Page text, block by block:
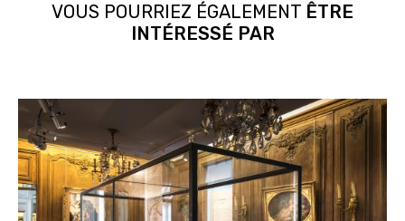
VOUS POURRIEZ ÉGALEMENT ÊTRE
INTÉRESSÉ PAR